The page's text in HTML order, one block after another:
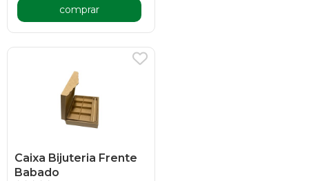
comprar
Caixa Bijuteria Frente
Babado